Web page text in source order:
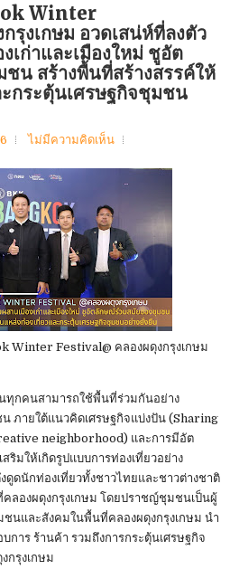
Winter
งเกษม อวดเสน่ห์ที่ลงตัว
เก่าและเมืองใหม่ ชูอัต
น สร้างพื้นที่สร้างสรรค์ให้
กระตุ้นเศรษฐกิจชุมชน
ไม่มีความคิดเห็น
Winter Festival@ คลองผดุงกรุงเกษม
ทุกคนสามารถใช้พื้นที่ร่วมกันอย่าง
ภายใต้แนวคิดเศรษฐกิจแบ่งปัน (Sharing
neighborhood) และการมีอัต
มให้เกิดรูปแบบการท่องเที่ยวอย่าง
ดูดนักท่องเที่ยวทั้งชาวไทยและชาวต่างชาติ
คลองผดุงกรุงเกษม โดยปราชญ์ชุมชนเป็นผู้
นและสังคมในพื้นที่คลองผดุงกรุงเกษม นำ
การ ร้านค้า รวมถึงการกระตุ้นเศรษฐกิจ
กรุงเกษม